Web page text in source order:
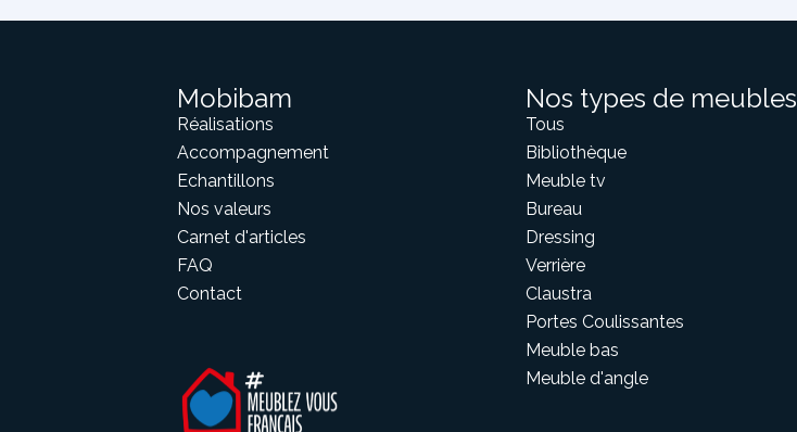
Mobibam
Réalisations
Accompagnement
Echantillons
Nos valeurs
Carnet d'articles
FAQ
Contact
Nos types de meubles
Tous
Bibliothèque
Meuble tv
Bureau
Dressing
Verrière
Claustra
Portes Coulissantes
Meuble bas
Meuble d'angle